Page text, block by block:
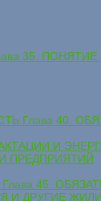
35.
Глава 40.
И
ПРЕДПРИЯТИЙ
45.
И ДРУГИЕ